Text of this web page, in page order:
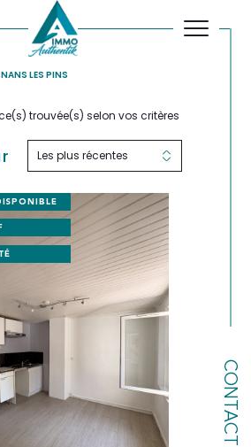
CONTACT
NANS LES PINS
trouvée(s) selon vos critères
Les plus récentes